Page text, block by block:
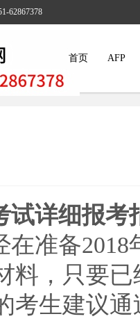
62867378
首页 AFP
试详细报考
在准备
料，只要
考生建议通